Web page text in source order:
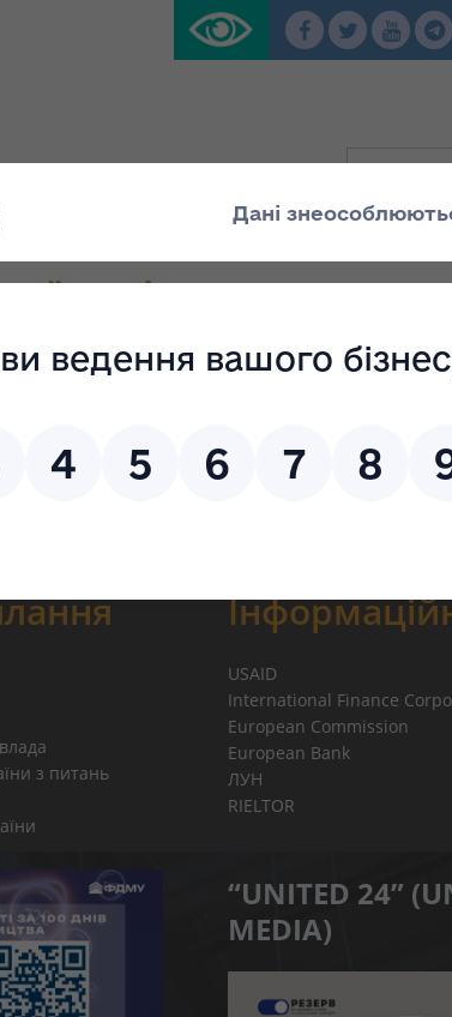
від 12.10.2021 №
на
Акціонерного
завод»
конкурсного відбору претендентів на
завод»
з питань
USAID
International Finance
European Commission
European Bank
ЛУН
RIELTOR
“UNITED 24”
MEDIA)